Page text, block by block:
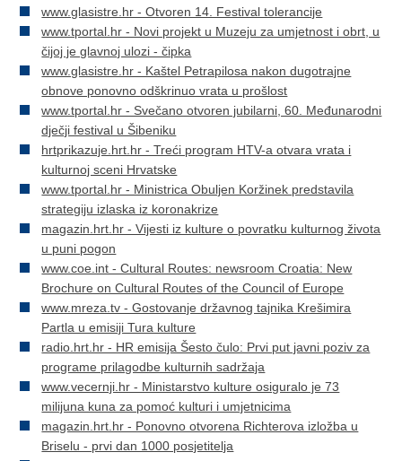
www.glasistre.hr - Otvoren 14. Festival tolerancije
www.tportal.hr - Novi projekt u Muzeju za umjetnost i obrt, u
čijoj je glavnoj ulozi - čipka
www.glasistre.hr - Kaštel Petrapilosa nakon dugotrajne
obnove ponovno odškrinuo vrata u prošlost
www.tportal.hr - Svečano otvoren jubilarni, 60. Međunarodni
dječji festival u Šibeniku
hrtprikazuje.hrt.hr - Treći program HTV-a otvara vrata i
kulturnoj sceni Hrvatske
www.tportal.hr - Ministrica Obuljen Koržinek predstavila
strategiju izlaska iz koronakrize
magazin.hrt.hr - Vijesti iz kulture o povratku kulturnog života
u puni pogon
www.coe.int - Cultural Routes: newsroom Croatia: New
Brochure on Cultural Routes of the Council of Europe
www.mreza.tv - Gostovanje državnog tajnika Krešimira
Partla u emisiji Tura kulture
radio.hrt.hr - HR emisija Šesto čulo: Prvi put javni poziv za
programe prilagodbe kulturnih sadržaja
www.vecernji.hr - Ministarstvo kulture osiguralo je 73
milijuna kuna za pomoć kulturi i umjetnicima
magazin.hrt.hr - Ponovno otvorena Richterova izložba u
Briselu - prvi dan 1000 posjetitelja